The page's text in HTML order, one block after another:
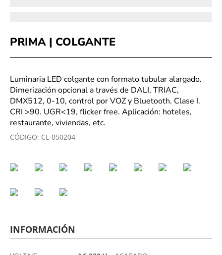
PRIMA | COLGANTE
Luminaria LED colgante con formato tubular alargado.
Dimerización opcional a través de DALI, TRIAC,
DMX512, 0-10, control por VOZ y Bluetooth. Clase I.
CRI >90. UGR<19, flicker free. Aplicación: hoteles,
restaurante, viviendas, etc.
CÓDIGO: CL-050204
INFORMACIÓN